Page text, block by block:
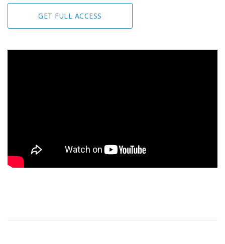
GET FULL ACCESS